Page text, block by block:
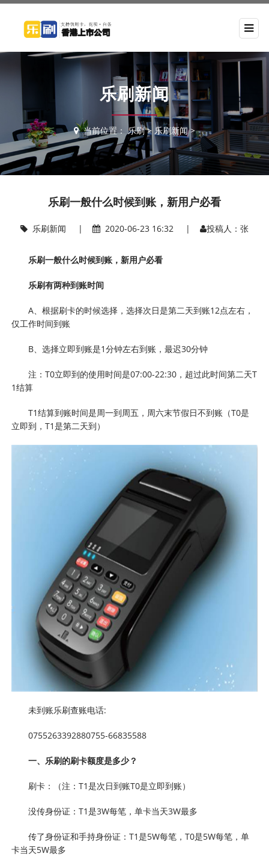
乐刷新闻
当前位置： 乐刷> 乐刷新闻>
乐刷一般什么时候到账，新用户必看
乐刷新闻 | 2020-06-23 16:32 | 投稿人：张
乐刷一般什么时候到账，新用户必看
乐刷有两种到账时间
A、根据刷卡的时候选择，选择次日是第二天到账12点左右，
仅工作时间到账
B、选择立即到账是1分钟左右到账，最迟30分钟
注：T0立即到的使用时间是07:00-22:30，超过此时间第二天T
1结算
T1结算到账时间是周一到周五，周六末节假日不到账（T0是
立即到，T1是第二天到）
未到账乐刷查账电话:
0755263392880755-66835588
一、乐刷的刷卡额度是多少？
刷卡：（注：T1是次日到账T0是立即到账）
没传身份证：T1是3W每笔，单卡当天3W最多
传了身份证和手持身份证：T1是5W每笔，T0是5W每笔，单
卡当天5W最多